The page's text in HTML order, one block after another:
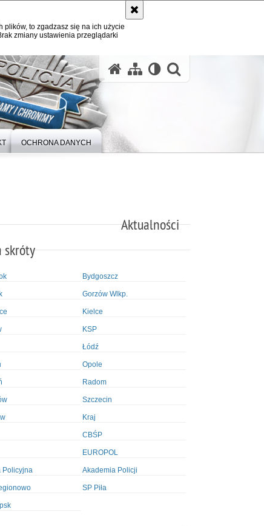
plików, to zgadzasz się na ich użycie
zmiany ustawienia przeglądarki
OCHRONA DANYCH
Aktualności
skróty
Bydgoszcz
Gorzów Wlkp.
Kielce
KSP
Łódź
Opole
Radom
Szczecin
Kraj
CBŚP
EUROPOL
Policyjna Akademia Policji
SP Piła